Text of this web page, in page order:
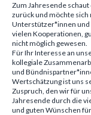
Zum Jahresende
zurück und möchte
Unterstützer*innen und
vielen Kooperationen,
nicht möglich gewesen.
Für Ihr Interesse an
kollegiale
und
Wertschätzung ist uns
Zuspruch, den wir für
Jahresende durch die
und guten Wünschen